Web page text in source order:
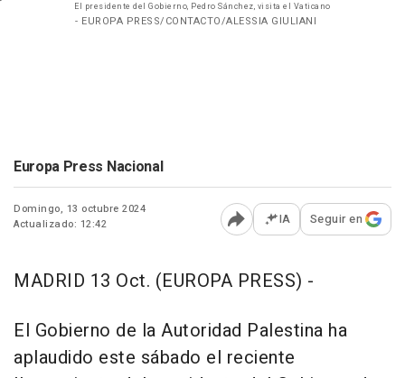
El presidente del Gobierno, Pedro Sánchez, visita el Vaticano
- EUROPA PRESS/CONTACTO/ALESSIA GIULIANI
Europa Press Nacional
Domingo, 13 octubre 2024
Actualizado: 12:42
Abrir opciones para
IA Seguir en
MADRID 13 Oct. (EUROPA PRESS) -
El Gobierno de la Autoridad Palestina ha
aplaudido este sábado el reciente